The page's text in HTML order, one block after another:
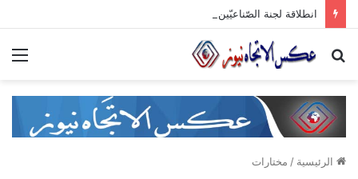
بحث
الرئيسية / مختارات